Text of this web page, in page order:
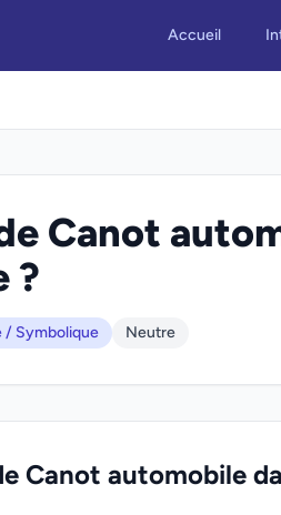
Accueil
Canot
?
/ Symbolique Neutre
Canot automobile